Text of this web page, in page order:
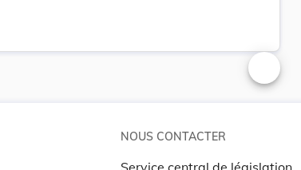
NOUS CONTACTER
Service central de législation